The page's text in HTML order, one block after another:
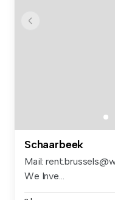
Schaarbeek
Mail:
We Inve...